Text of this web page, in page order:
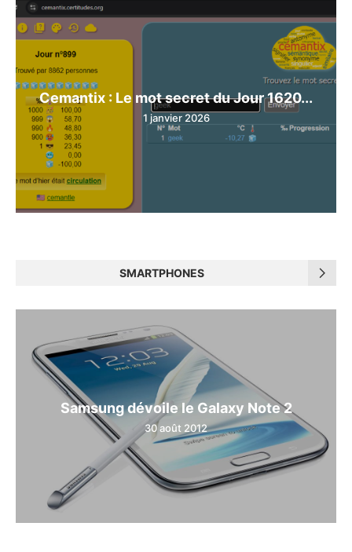
Cemantix : Le mot secret du Jour 1620...
1 janvier 2026
SMARTPHONES
Samsung dévoile le Galaxy Note 2
30 août 2012